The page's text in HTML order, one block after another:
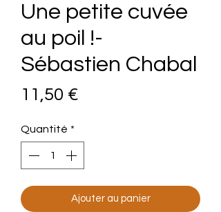
Une petite cuvée
au poil !-
Sébastien Chabal
11,50 €
Quantité *
Ajouter au panier